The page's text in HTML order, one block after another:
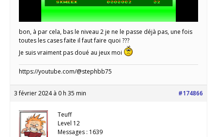
bon, à par cela, bas le niveau 2 je ne le passe déjà pas, une fois
toutes les cases faite il faut faire quoi ???
Je suis vraiment pas doué au jeux moi
https://youtube.com/@stephbb75
3 février 2024 à 0 h 35 min #174866
Teuff
Level 12
Messages : 1639